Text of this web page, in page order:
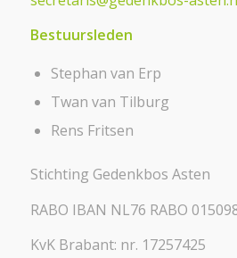
Bestuursleden
Stephan van Erp
Twan van Tilburg
Rens Fritsen
Stichting Gedenkbos Asten
RABO IBAN NL76 RABO
KvK Brabant: nr. 17257425